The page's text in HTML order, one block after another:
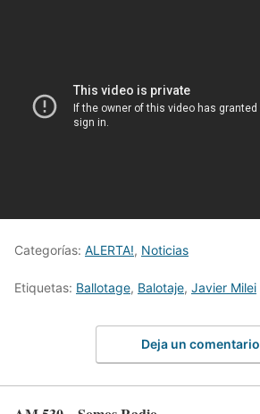
Categorías: ALERTA!, Noticias
Etiquetas: Ballotage, Balotaje, Javier Milei
Deja un comentario